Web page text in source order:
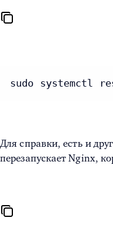
sudo systemctl
Для справки, есть и
перезапускает Nginx,